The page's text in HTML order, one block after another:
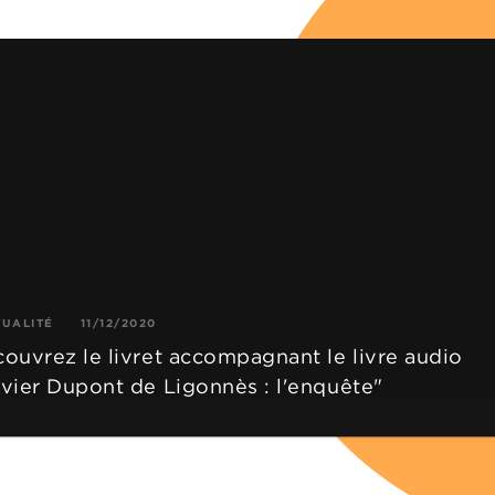
11/12/2020
le livret accompagnant le livre audio
Dupont de Ligonnès : l'enquête"